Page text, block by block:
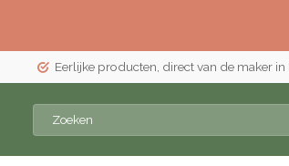
Eerlijke producten, direct van de maker in